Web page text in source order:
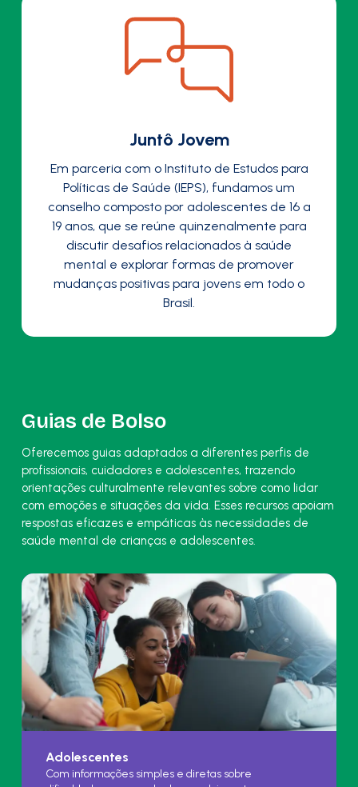
Juntô Jovem
Em parceria com o Instituto de Estudos para
Políticas de Saúde (IEPS), fundamos um
conselho composto por adolescentes de 16 a
19 anos, que se reúne quinzenalmente para
discutir desafios relacionados à saúde
mental e explorar formas de promover
mudanças positivas para jovens em todo o
Brasil.
Guias de Bolso
Oferecemos guias adaptados a diferentes perfis de
profissionais, cuidadores e adolescentes, trazendo
orientações culturalmente relevantes sobre como lidar
com emoções e situações da vida. Esses recursos apoiam
respostas eficazes e empáticas às necessidades de
saúde mental de crianças e adolescentes.
Adolescentes
Com informações simples e diretas sobre